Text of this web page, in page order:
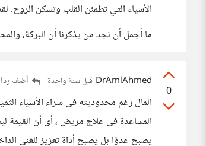
الأشياء التي تطمئن القلب وتسكن الروح.
ما أجمل أن نجد من يذكرنا أن البركة،
0
DrAmlAhmed قبل سنة واحدة أضف ردا
المال رغم محدوديته فى شراء الأشياء
المساعدة فى علاج مريض ، أى أن القيمة
يصبح عدوًا بل يصبح أداة تعزيز للغنى